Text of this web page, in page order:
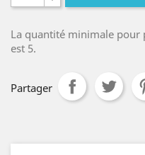
La quantité minimale
est 5.
Partager